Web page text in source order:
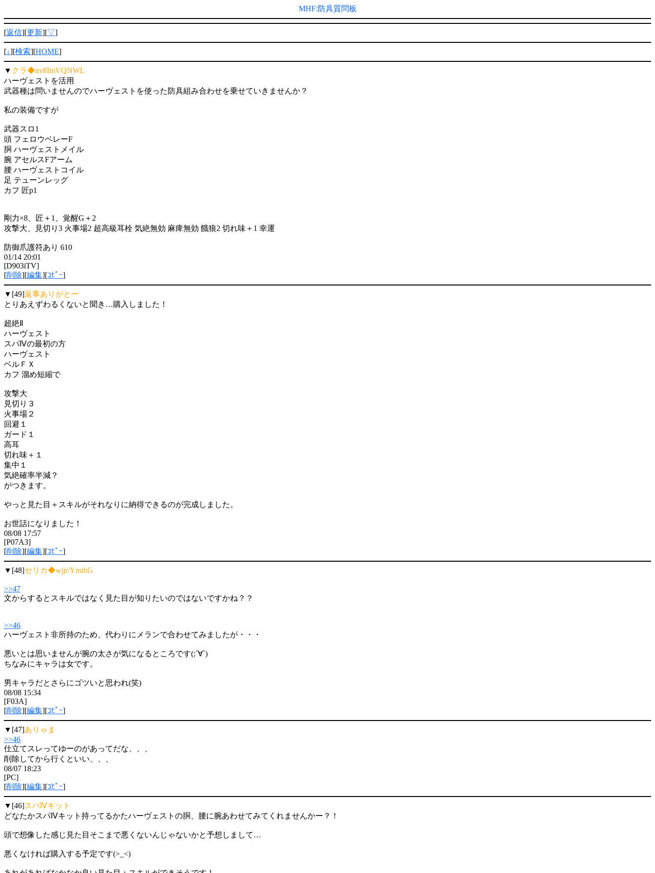
MHF:防具質問板
[返信][更新][▽]
[↓][検索][HOME]
▼ クラ◆nv8ImVQNWL
ハーヴェストを活用
武器種は問いませんのでハーヴェストを使った防具組み合わせを乗せていきませんか？
私の装備ですが
武器スロ1
頭 フェロウベレーF
胴 ハーヴェストメイル
腕 アセルスFアーム
腰 ハーヴェストコイル
足 テューンレッグ
カフ 匠p1
剛力×8、匠＋1、覚醒G＋2
攻撃大、見切り3 火事場2 超高級耳栓 気絶無効 麻痺無効 餓狼2 切れ味＋1 幸運
防御爪護符あり 610
01/14 20:01
[D903iTV]
[削除][編集][ｺﾋﾟｰ]
▼[49]返事ありがとー
とりあえずわるくないと聞き…購入しました！
超絶Ⅱ
ハーヴェスト
スパⅣの最初の方
ハーヴェスト
ベルＦＸ
カフ 溜め短縮で
攻撃大
見切り３
火事場２
回避１
ガード１
高耳
切れ味＋１
集中１
気絶確率半減？
がつきます。
やっと見た目＋スキルがそれなりに納得できるのが完成しました。
お世話になりました！
08/08 17:57
[P07A3]
[削除][編集][ｺﾋﾟｰ]
▼[48]セリカ◆wjjr/YmihG
>>47
文からするとスキルではなく見た目が知りたいのではないですかね？？
>>46
ハーヴェスト非所持のため、代わりにメランで合わせてみましたが・・・
悪いとは思いませんが腕の太さが気になるところです(;´∀`)
ちなみにキャラは女です。
男キャラだとさらにゴツいと思われ(笑)
08/08 15:34
[F03A]
[削除][編集][ｺﾋﾟｰ]
▼[47]ありゃま
>>46
仕立てスレってゆーのがあってだな、、、
削除してから行くといい、、、
08/07 18:23
[PC]
[削除][編集][ｺﾋﾟｰ]
▼[46]スパⅣキット
どなたかスパⅣキット持ってるかたハーヴェストの胴、腰に腕あわせてみてくれませんかー？！
頭で想像した感じ見た目そこまで悪くないんじゃないかと予想しまして…
悪くなければ購入する予定です(>_<)